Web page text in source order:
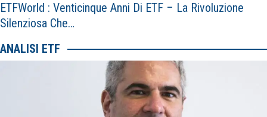
ETFWorld : Venticinque Anni Di ETF – La Rivoluzione
Silenziosa Che…
ANALISI ETF